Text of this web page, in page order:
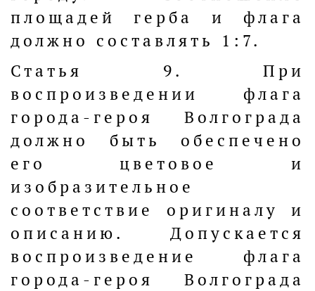
площадей герба и флага
должно составлять 1:7.
Статья 9. При
воспроизведении флага
города-героя Волгограда
должно быть обеспечено
его цветовое и
изобразительное
соответствие оригиналу и
описанию. Допускается
воспроизведение флага
города-героя Волгограда